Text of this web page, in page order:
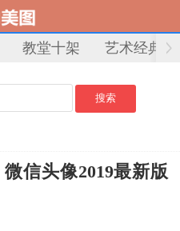
教堂十架 艺术经典
信头像2019最新版